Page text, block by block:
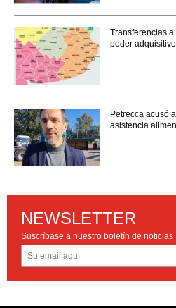
Transferencias
poder
Petrecca acusó
asistencia
NEWSLETTER
Suscríbase a nuestro boletín de noticias